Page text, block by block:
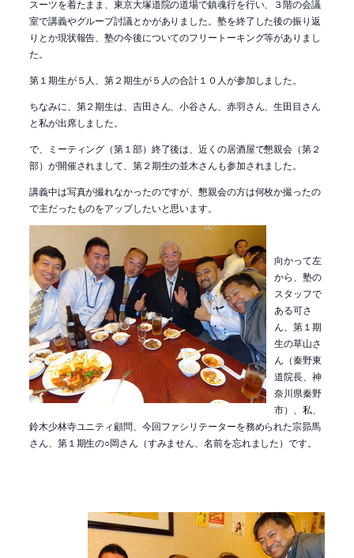
スーツを着たまま、東京大塚道院の道場で鎮魂行を行い、３階の会議
室で講義やグループ討議とかがありました。塾を終了した後の振り返
りとか現状報告、塾の今後についてのフリートーキング等がありまし
た。
第１期生が５人、第２期生が５人の合計１０人が参加しました。
ちなみに、第２期生は、吉田さん、小谷さん、赤羽さん、生田目さん
と私が出席しました。
で、ミーティング（第１部）終了後は、近くの居酒屋で懇親会（第２
部）が開催されまして、第２期生の並木さんも参加されました。
講義中は写真が撮れなかったのですが、懇親会の方は何枚か撮ったの
で主だったものをアップしたいと思います。
向かって左
から、塾の
スタッフで
ある可さ
ん、第１期
生の草山さ
ん（秦野東
道院長、神
奈川県秦野
市）、私、
鈴木少林寺ユニティ顧問、今回ファシリテーターを務められた宗昴馬
さん、第１期生の○岡さん（すみません、名前を忘れました）です。